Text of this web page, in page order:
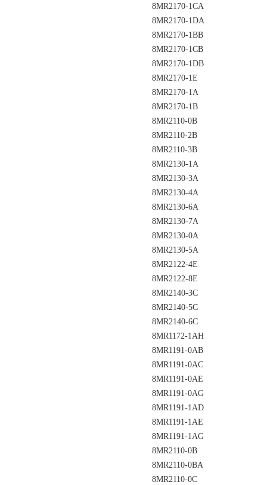
8MR2170-1CA
8MR2170-1DA
8MR2170-1BB
8MR2170-1CB
8MR2170-1DB
8MR2170-1E
8MR2170-1A
8MR2170-1B
8MR2110-0B
8MR2110-2B
8MR2110-3B
8MR2130-1A
8MR2130-3A
8MR2130-4A
8MR2130-6A
8MR2130-7A
8MR2130-0A
8MR2130-5A
8MR2122-4E
8MR2122-8E
8MR2140-3C
8MR2140-5C
8MR2140-6C
8MR1172-1AH
8MR1191-0AB
8MR1191-0AC
8MR1191-0AE
8MR1191-0AG
8MR1191-1AD
8MR1191-1AE
8MR1191-1AG
8MR2110-0B
8MR2110-0BA
8MR2110-0C